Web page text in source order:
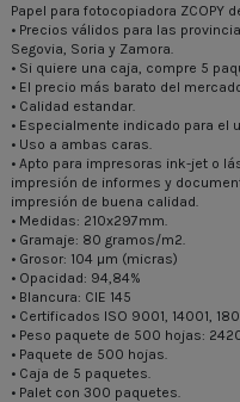
Papel para fotocopiadora ZCOPY
• Precios válidos para las
Segovia, Soria y Zamora.
• Si quiere una caja, compre 5
• El precio más barato del
• Calidad estandar.
• Especialmente indicado para el
• Uso a ambas caras.
• Apto para impresoras ink-jet o
impresión de informes y
impresión de buena calidad.
• Medidas: 210x297mm.
• Gramaje: 80 gramos/m2.
• Grosor: 104 µm (micras)
• Opacidad: 94,84%
• Blancura: CIE 145
• Certificados ISO 9001, 14001,
• Peso paquete de 500 hojas:
• Paquete de 500 hojas.
• Caja de 5 paquetes.
• Palet con 300 paquetes.